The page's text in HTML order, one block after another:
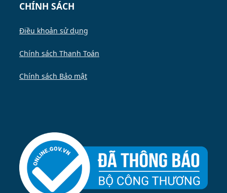
CHÍNH SÁCH
Điều khoản sử dụng
Chính sách Thanh Toán
Chính sách Bảo mật